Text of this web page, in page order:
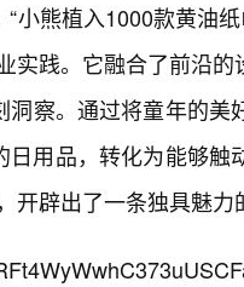
“小熊植入1000款黄油
实践。它融合了前沿
洞察。通过将童年的
用品，转化为能够触
开辟出了一条独具魅力